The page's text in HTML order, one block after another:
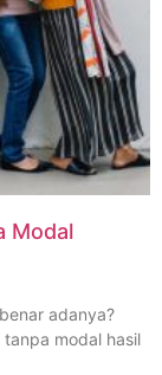
Modal
adanya?
modal hasil